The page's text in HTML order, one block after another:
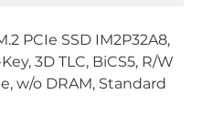
PCIe SSD IM2P32A8,
3D TLC, BiCS5, R/W
w/o DRAM, Standard